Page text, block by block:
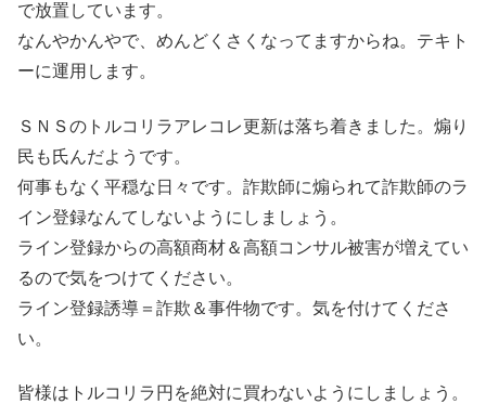
で放置しています。
なんやかんやで、めんどくさくなってますからね。テキト
ーに運用します。
ＳＮＳのトルコリラアレコレ更新は落ち着きました。煽り
民も氏んだようです。
何事もなく平穏な日々です。詐欺師に煽られて詐欺師のラ
イン登録なんてしないようにしましょう。
ライン登録からの高額商材＆高額コンサル被害が増えてい
るので気をつけてください。
ライン登録誘導＝詐欺＆事件物です。気を付けてくださ
い。
皆様はトルコリラ円を絶対に買わないようにしましょう。